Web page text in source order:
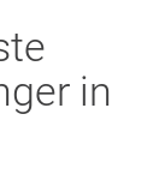
in